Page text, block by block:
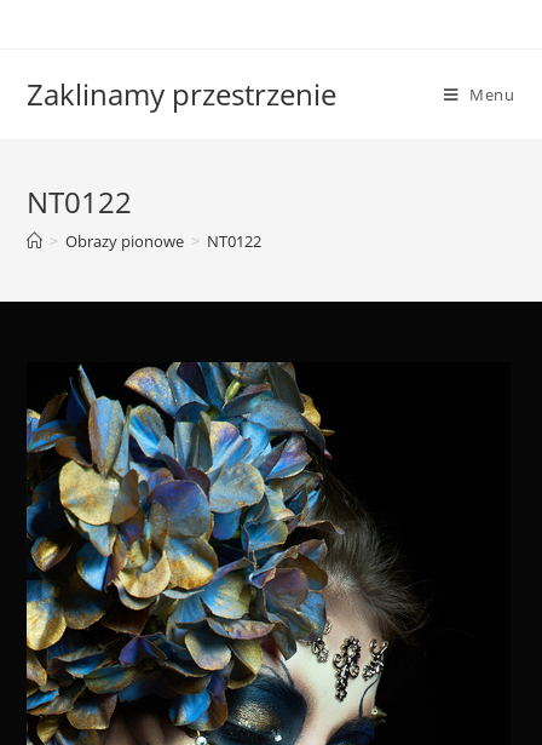
Zaklinamy przestrzenie Menu
NT0122
> Obrazy pionowe > NT0122